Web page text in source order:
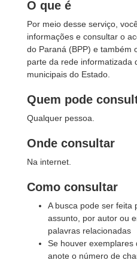
O que é
Por meio desse serviço,
informações e consultar o
do Paraná (BPP) e também
parte da rede informatizada
municipais do Estado.
Quem pode
Qualquer pessoa.
Onde consultar
Na internet.
Como consultar
A busca pode ser feita
assunto, por autor ou
palavras relacionadas
Se houver exemplares
anote o número de